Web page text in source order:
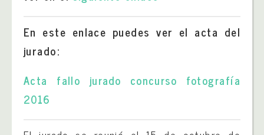
En este enlace puedes ver el acta del
jurado:
Acta fallo jurado concurso fotografía
2016